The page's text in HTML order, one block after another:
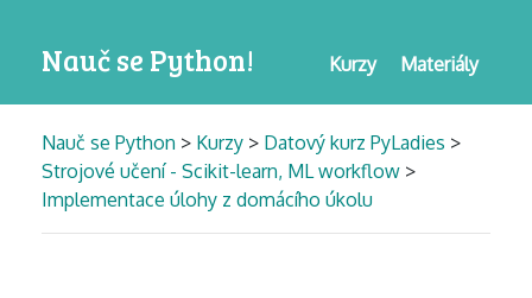
Nauč se Python! Materiály
Kurzy
Nauč se Python > Kurzy > Datový kurz PyLadies >
Strojové učení - Scikit-learn, ML workflow >
Implementace úlohy z domácího úkolu